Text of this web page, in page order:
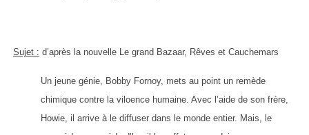
Sujet : d’après la nouvelle Le grand Bazaar, Rêves et Cauchemars
Un jeune génie, Bobby Fornoy, mets au point un remède
chimique contre la viloence humaine. Avec l’aide de son frère,
Howie, il arrive à le diffuser dans le monde entier. Mais, le